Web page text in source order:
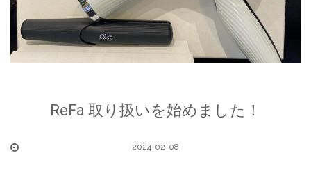
ReFa 取り扱いを始めました！
2024-02-08